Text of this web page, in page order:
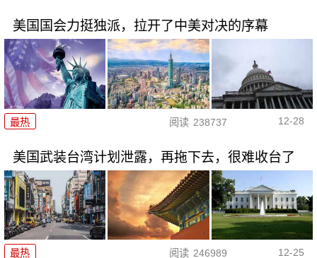
美国国会力挺独派，拉开了中美对决的序幕
最热 阅读 238737 12-28
美国武装台湾计划泄露，再拖下去，很难收台了
最热 阅读 246989 12-25